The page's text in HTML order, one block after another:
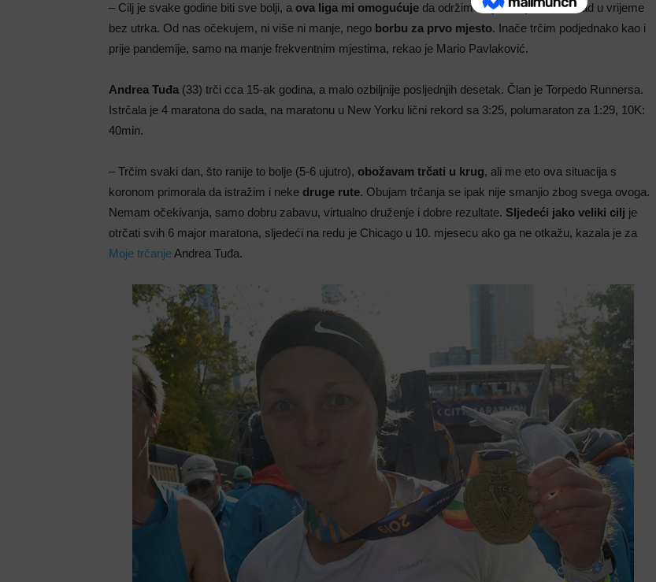
– Cilj je svake godine biti sve bolji, a ova liga mi omogućuje da održim natjecateljski ritam sad u vrijeme
bez utrka. Od nas očekujem, ni više ni manje, nego borbu za prvo mjesto. Inače trčim podjednako kao i
prije pandemije, samo na manje frekventnim mjestima, rekao je Mario Pavlaković.
Andrea Tuđa (33) trči cca 15-ak godina, a malo ozbiljnije posljednjih desetak. Član je Torpedo Runnersa.
Istrčala je 4 maratona do sada, na maratonu u New Yorku lični rekord sa 3:25, polumaraton za 1:29, 10K:
40min.
– Trčim svaki dan, što ranije to bolje (5-6 ujutro), obožavam trčati u krug, ali me eto ova situacija s
koronom primorala da istražim i neke druge rute. Obujam trčanja se ipak nije smanjio zbog svega ovoga.
Nemam očekivanja, samo dobru zabavu, virtualno druženje i dobre rezultate. Sljedeći jako veliki cilj je
otrčati svih 6 major maratona, sljedeći na redu je Chicago u 10. mjesecu ako ga ne otkažu, kazala je za
Moje trčanjeAndrea Tuđa.